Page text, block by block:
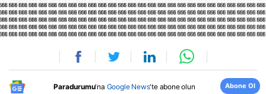
Paradurumu'na Google News'te abone olun Abone Ol